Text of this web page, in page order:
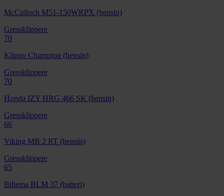
McCulloch M51-150WRPX (bensin)
Gressklippere
70
Klippo Champion (bensin)
Gressklippere
70
Honda IZY HRG 466 SK (bensin)
Gressklippere
66
Viking MB 2 RT (bensin)
Gressklippere
65
Biltema BLM 37 (batteri)